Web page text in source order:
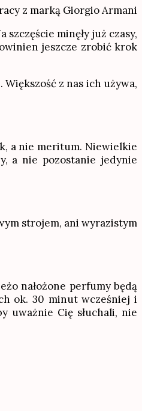
z marką Giorgio Armani
szczęście minęły już czasy,
jeszcze zrobić krok
z nas ich używa,
a nie meritum. Niewielkie
a nie pozostanie jedynie
strojem, ani wyrazistym
nałożone perfumy będą
ok. 30 minut wcześniej i
uważnie Cię słuchali, nie